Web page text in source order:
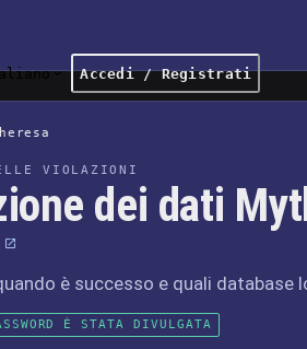
Accedi / Registrati
VIOLAZIONI
dei dati
è successo e quali database
È STATA DIVULGATA